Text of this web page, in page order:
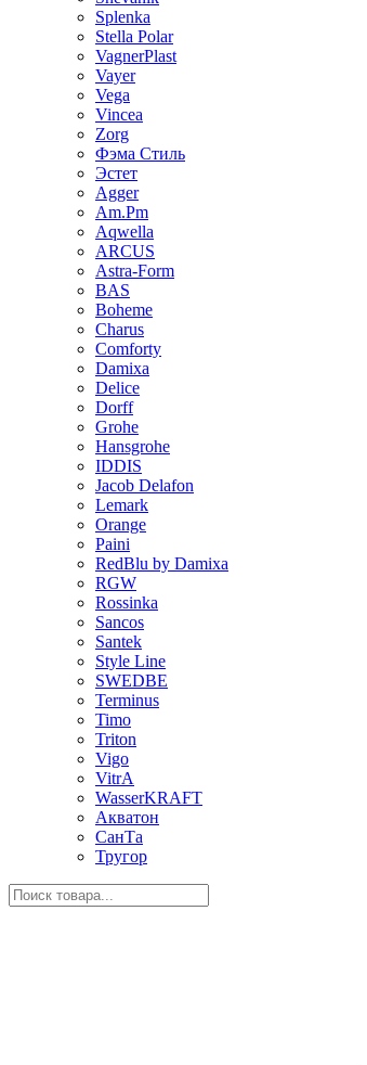
Splenka
Stella Polar
VagnerPlast
Vayer
Vega
Vincea
Zorg
Фэма Стиль
Эстет
Agger
Am.Pm
Aqwella
ARCUS
Astra-Form
BAS
Boheme
Charus
Comforty
Damixa
Delice
Dorff
Grohe
Hansgrohe
IDDIS
Jacob Delafon
Lemark
Orange
Paini
RedBlu by Damixa
RGW
Rossinka
Sancos
Santek
Style Line
SWEDBE
Terminus
Timo
Triton
Vigo
VitrA
WasserKRAFT
Акватон
СанТа
Тругор